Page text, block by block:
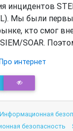
инцидентов
Мы были
кто смог
SOAR.
интернет
Информационная
безопасность